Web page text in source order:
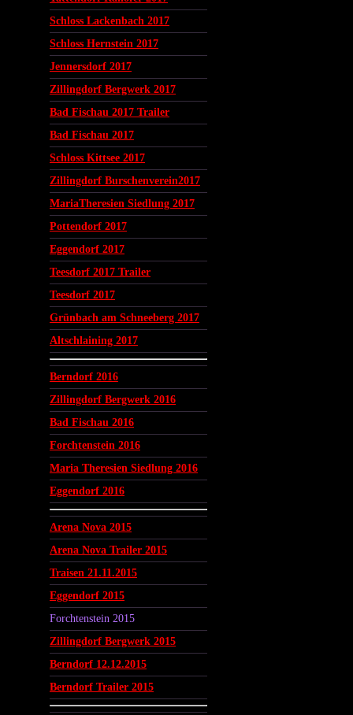
Schloss Lackenbach 2017
Schloss Hernstein 2017
Jennersdorf 2017
Zillingdorf Bergwerk 2017
Bad Fischau 2017 Trailer
Bad Fischau 2017
Schloss Kittsee 2017
Zillingdorf Burschenverein2017
MariaTheresien Siedlung 2017
Pottendorf 2017
Eggendorf 2017
Teesdorf 2017 Trailer
Teesdorf 2017
Grünbach am Schneeberg 2017
Altschlaining 2017
Berndorf 2016
Zillingdorf Bergwerk 2016
Bad Fischau 2016
Forchtenstein 2016
Maria Theresien Siedlung 2016
Eggendorf 2016
Arena Nova 2015
Arena Nova Trailer 2015
Traisen 21.11.2015
Eggendorf 2015
Forchtenstein 2015
Zillingdorf Bergwerk 2015
Berndorf 12.12.2015
Berndorf Trailer 2015